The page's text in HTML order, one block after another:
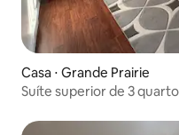
Casa ⋅ Grande Prairie
Suíte superior de 3